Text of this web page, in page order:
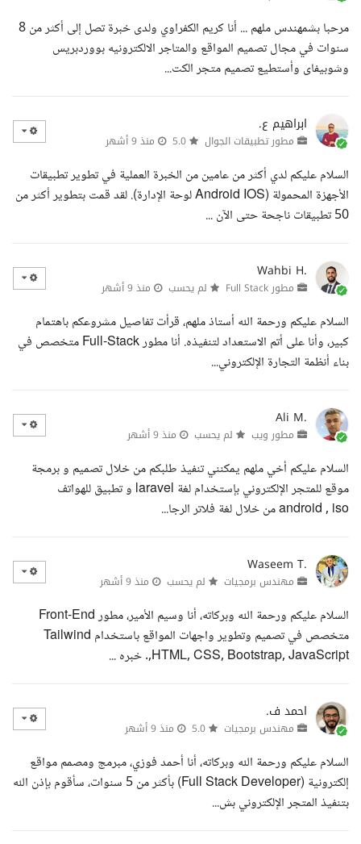
مرحبا بشمهندس ملهم ... أنا كريم الكفراوي ولدى خبرة تصل إلى أكثر من 8
سنوات في مجال تصميم المواقع والمتاجر الالكترونيه بووردبريس
وشوبيفاى وأستطيع تصميم متجر الكت...
ابراهيم ع.
مطور تطبيقات الجوال منذ 9 أشهر
السلام عليكم لدي أكثر من عامين من الخبرة العملية في تطوير تطبيقات
الأجهزة المحمولة (Android IOS لوحة الإدارة). لقد قمت بتطوير أكثر من
50 تطبيقات ناجحة حتى الآن ...
Wahbi H.
مطور Full Stack لم يحسب منذ 9 أشهر
السلام عليكم ورحمة الله أستاذ ملهم، قرأت تفاصيل مشروعكم باهتمام
كبير، وأنا على أتم الاستعداد لتنفيذه. أنا مطور Full-Stack متخصص في
بناء أنظمة التجارة الإلكتروني...
Ali M.
مطور ويب لم يحسب منذ 9 أشهر
السلام عليكم أخي ملهم يمكنني تنفيذ طلبكم من خلال تصميم و برمجة
موقع للمتجر الإلكتروني بإستخدام لغة laravel و تطبيق للهواتف
android , iso من خلال لغة فلاتر الرجا...
Waseem T.
مهندس برمجيات لم يحسب منذ 9 أشهر
السلام عليكم ورحمة الله وبركاته، أنا وسيم الأمير، مطور Front-End
متخصص في تصميم وتطوير واجهات المواقع باستخدام Tailwind
,HTML, CSS, Bootstrap, JavaScript. خبره ...
احمد ف.
مهندس برمجيات منذ 9 أشهر
السلام عليكم ورحمة الله وبركاته، أنا أحمد فوزي، مبرمج ومصمم مواقع
إلكترونية (Full Stack Developer) بأكثر من 5 سنوات، سأقوم بإذن الله
بتنفيذ المتجر الإلكتروني بش...